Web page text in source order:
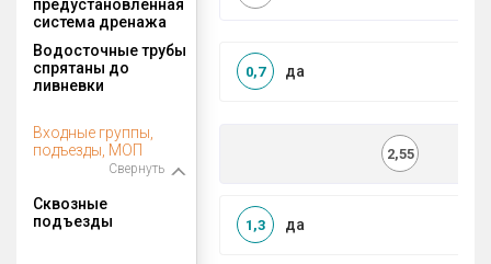
предустановленная
система дренажа
Водосточные трубы
спрятаны до
ливневки
да
0,7
Входные группы,
подъезды, МОП
Свернуть
2,55
Сквозные
подъезды
да
1,3